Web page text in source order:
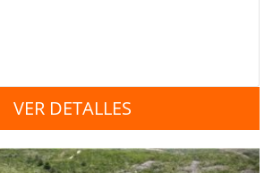
VER DETALLES